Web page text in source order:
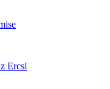
Ercsi